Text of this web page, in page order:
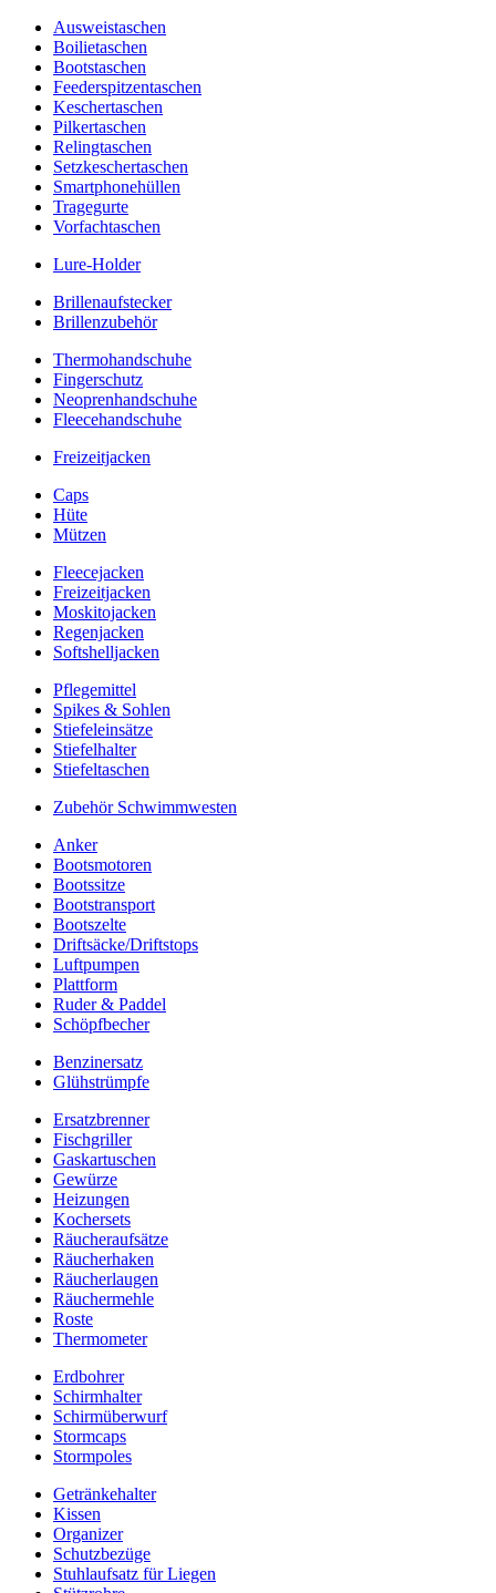
Ausweistaschen
Boilietaschen
Bootstaschen
Feederspitzentaschen
Keschertaschen
Pilkertaschen
Relingtaschen
Setzkeschertaschen
Smartphonehüllen
Tragegurte
Vorfachtaschen
Lure-Holder
Brillenaufstecker
Brillenzubehör
Thermohandschuhe
Fingerschutz
Neoprenhandschuhe
Fleecehandschuhe
Freizeitjacken
Caps
Hüte
Mützen
Fleecejacken
Freizeitjacken
Moskitojacken
Regenjacken
Softshelljacken
Pflegemittel
Spikes & Sohlen
Stiefeleinsätze
Stiefelhalter
Stiefeltaschen
Zubehör Schwimmwesten
Anker
Bootsmotoren
Bootssitze
Bootstransport
Bootszelte
Driftsäcke/Driftstops
Luftpumpen
Plattform
Ruder & Paddel
Schöpfbecher
Benzinersatz
Glühstrümpfe
Ersatzbrenner
Fischgriller
Gaskartuschen
Gewürze
Heizungen
Kochersets
Räucheraufsätze
Räucherhaken
Räucherlaugen
Räuchermehle
Roste
Thermometer
Erdbohrer
Schirmhalter
Schirmüberwurf
Stormcaps
Stormpoles
Getränkehalter
Kissen
Organizer
Schutzbezüge
Stuhlaufsatz für Liegen